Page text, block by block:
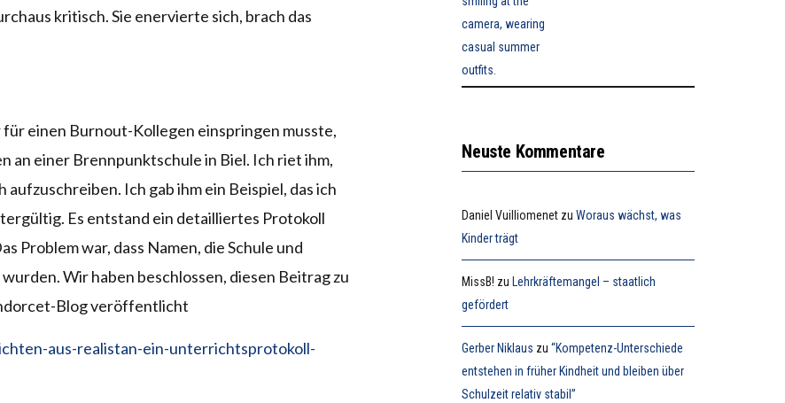
kritisch. Sie enervierte sich, brach das
einen Burnout-Kollegen einspringen musste,
an einer Brennpunktschule in Biel. Ich riet ihm,
Ich gab ihm ein Beispiel, das ich
Es entstand ein detailliertes Protokoll
Problem war, dass Namen, die Schule und
Wir haben beschlossen, diesen Beitrag zu
Blog veröffentlicht
aus-realistan-ein-unterrichtsprotokoll-
Neuste Kommentare
Daniel Vuilliomenet zuWoraus wächst, was
Kinder trägt
MissB! zu Lehrkräftemangel – staatlich
gefördert
Gerber Niklaus zu“Kompetenz-Unterschiede
entstehen in früher Kindheit und bleiben über
Schulzeit relativ stabil”